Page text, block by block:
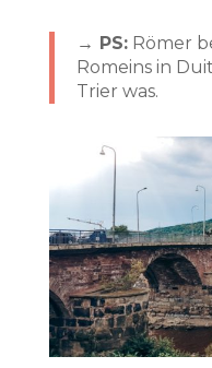
→ PS:Römer
Romeins in
Trier was.